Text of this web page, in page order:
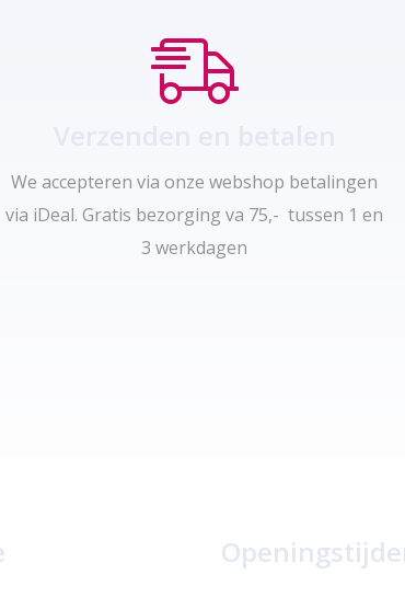
We accepteren via onze webshop betalingen
via iDeal. Gratis bezorging va 75,- tussen 1 en
3 werkdagen